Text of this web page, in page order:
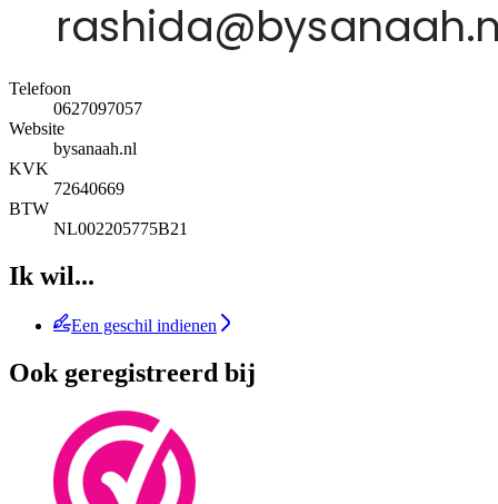
Telefoon
0627097057
Website
bysanaah.nl
KVK
72640669
BTW
NL002205775B21
Ik wil...
Een geschil indienen
Ook geregistreerd bij